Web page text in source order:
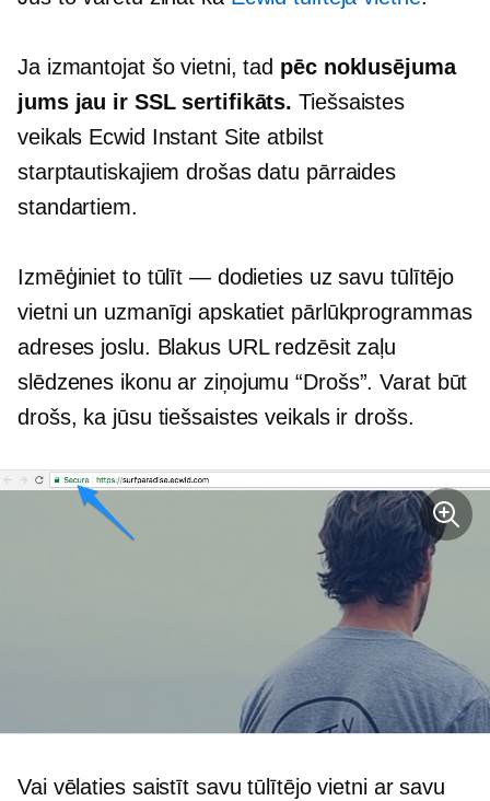
Ja izmantojat šo vietni, tad pēc noklusējuma
jums jau ir SSL sertifikāts. Tiešsaistes
veikals Ecwid Instant Site atbilst
starptautiskajiem drošas datu pārraides
standartiem.
Izmēģiniet to tūlīt — dodieties uz savu tūlītējo
vietni un uzmanīgi apskatiet pārlūkprogrammas
adreses joslu. Blakus URL redzēsit zaļu
slēdzenes ikonu ar ziņojumu “Drošs”. Varat būt
drošs, ka jūsu tiešsaistes veikals ir drošs.
Vai vēlaties saistīt savu tūlītējo vietni ar savu